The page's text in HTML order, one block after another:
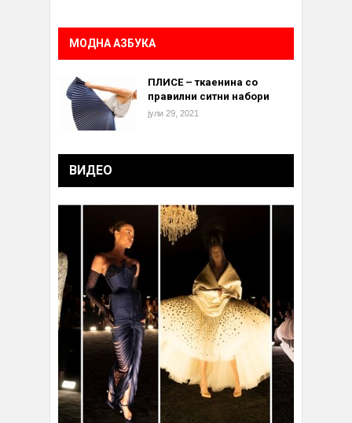
МОДНА АЗБУКА
ПЛИСЕ – ткаенина со
правилни ситни набори
јули 29, 2021
ВИДЕО